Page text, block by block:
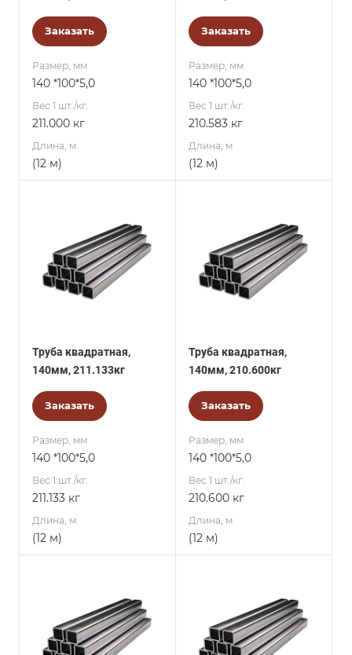
Заказать
Размер, мм
140 *100*5,0
Вес 1 шт./кг.
211.000 кг
Длина, м
(12 м)
Заказать
Размер, мм
140 *100*5,0
Вес 1 шт./кг.
210.583 кг
Длина, м
(12 м)
Труба квадратная,
140мм, 211.133кг
Заказать
Размер, мм
140 *100*5,0
Вес 1 шт./кг.
211.133 кг
Длина, м
(12 м)
Труба квадратная,
140мм, 210.600кг
Заказать
Размер, мм
140 *100*5,0
Вес 1 шт./кг.
210.600 кг
Длина, м
(12 м)